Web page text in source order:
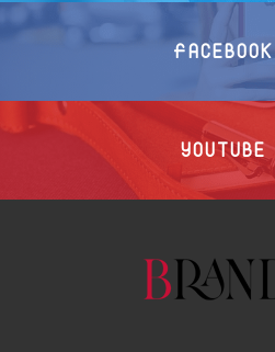
FACEBOOK
YOUTUBE